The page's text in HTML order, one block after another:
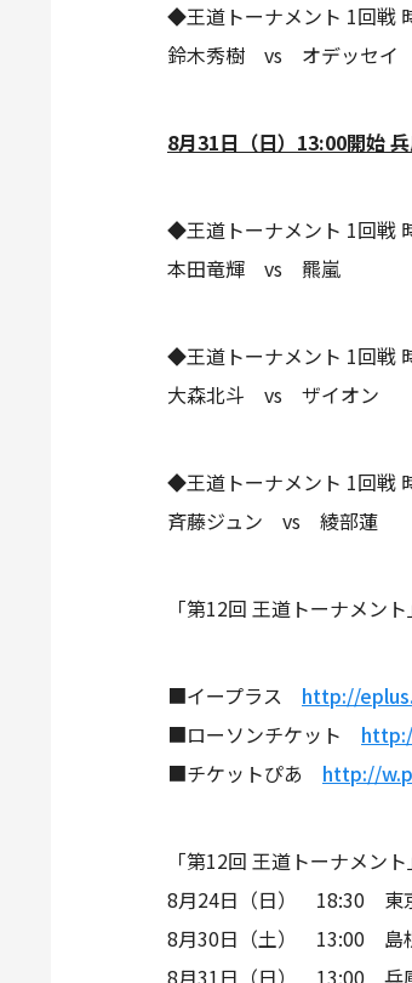
◆王道トーナメント 1回戦
鈴木秀樹 vs オデッセイ
8月31日（日）13:00開始
◆王道トーナメント 1回戦
本田竜輝 vs 羆嵐
◆王道トーナメント 1回戦
大森北斗 vs ザイオン
◆王道トーナメント 1回戦
斉藤ジュン vs 綾部蓮
「第12回 王道トーナメン
■イープラス http://
■ローソンチケット
■チケットぴあ http://
「第12回 王道トーナメント
8月24日（日） 18:30 東
8月30日（土） 13:00 島根
8月31日（日） 13:00 兵